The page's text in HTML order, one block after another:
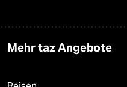
Mehr taz Angebote